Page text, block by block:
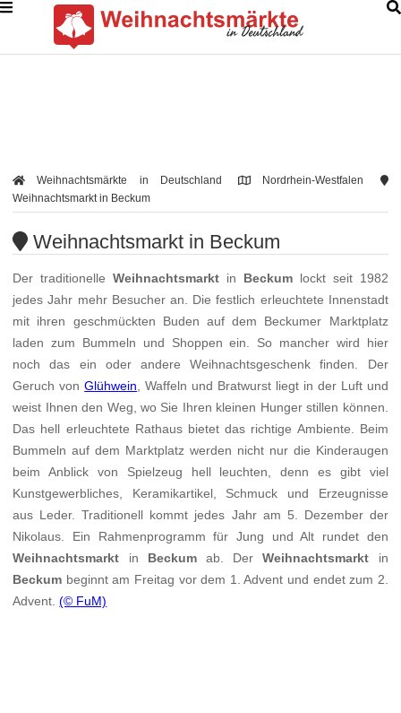
Weihnachtsmärkte in Deutschland
Nordrhein-Westfalen
Weihnachtsmarkt in Beckum
Weihnachtsmarkt in Beckum
Der traditionelleWeihnachtsmarkt in Beckumlockt seit 1982
jedes Jahr mehr Besucher an. Die festlich erleuchtete Innenstadt
mit ihren geschmückten Buden auf dem Beckumer Marktplatz
laden zum Bummeln und Shoppen ein. So mancher wird hier
noch das ein oder andere Weihnachtsgeschenk finden. Der
Geruch vonGlühwein, Waffeln und Bratwurst liegt in der Luft und
weist Ihnen den Weg, wo Sie Ihren kleinen Hunger stillen können.
Das hell erleuchtete Rathaus bietet das richtige Ambiente. Beim
Bummeln auf dem Marktplatz werden nicht nur die Kinderaugen
beim Anblick von Spielzeug hell leuchten, denn es gibt viel
Kunstgewerbliches, Keramikartikel, Schmuck und Erzeugnisse
aus Leder. Traditionell kommt jedes Jahr am 5. Dezember der
Nikolaus. Ein Rahmenprogramm für Jung und Alt rundet den
Weihnachtsmarkt in Beckumab. DerWeihnachtsmarkt in
Beckum beginnt am Freitag vor dem 1. Advent und endet zum 2.
Advent.(© FuM)